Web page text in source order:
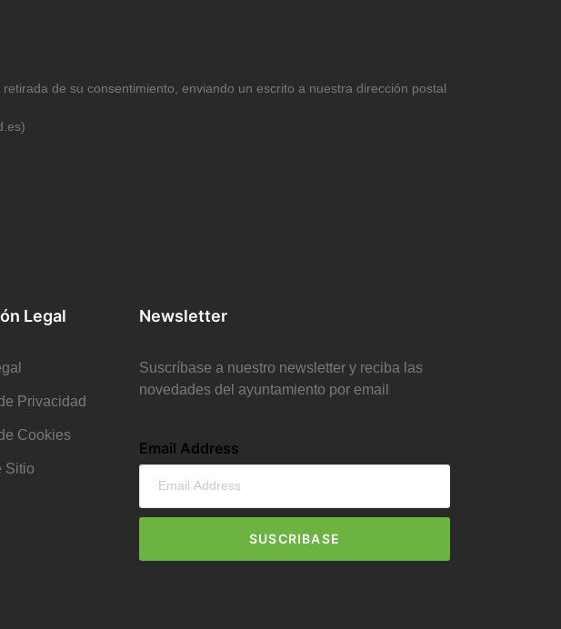
de su consentimiento, enviando un escrito a nuestra dirección postal
Legal
Privacidad
Cookies
Sitio
Newsletter
Suscríbase a nuestro newsletter y reciba las
novedades del ayuntamiento por email
Email Address
SUSCRIBASE